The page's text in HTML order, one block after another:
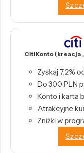
CitiKonto (kreacja
Zyskaj 7,2%
Do 300 PLN
Konto i karta
Atrakcyjne
Zniżki w